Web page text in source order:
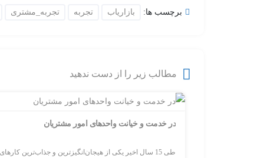
برچسب ها: بازاریاب تجربه تجربه_مشتری
مطالب زیر را از دست ندهید
در خدمت و خیانت واحدهای امور مشتریان
طی 15 سال اخیر یکی از هیجان‌انگیزترین و جذاب‌ترین کارهای...